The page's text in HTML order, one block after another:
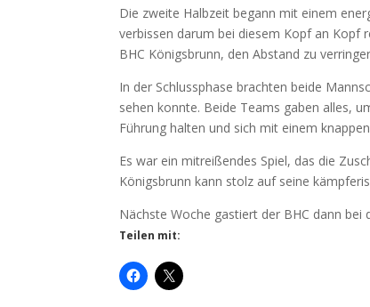
Die zweite Halbzeit begann mit einem
verbissen darum bei diesem Kopf an Kopf
BHC Königsbrunn, den Abstand zu
In der Schlussphase brachten beide
sehen konnte. Beide Teams gaben alles,
Führung halten und sich mit einem
Es war ein mitreißendes Spiel, das die
Königsbrunn kann stolz auf seine
Nächste Woche gastiert der BHC dann bei
Teilen mit: